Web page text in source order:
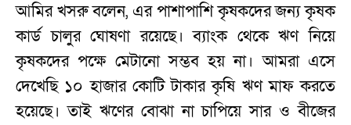
আমির খসরু বলেন, এর পাশাপাশি কৃষকদের জন্য কৃষক
কার্ড চালুর ঘোষণা রয়েছে। ব্যাংক থেকে ঋণ নিয়ে
কৃষকদের পক্ষে মেটানো সম্ভব হয় না। আমরা এসে
দেখেছি ১০ হাজার কোটি টাকার কৃষি ঋণ মাফ করতে
হয়েছে। তাই ঋণের বোঝা না চাপিয়ে সার ও বীজের